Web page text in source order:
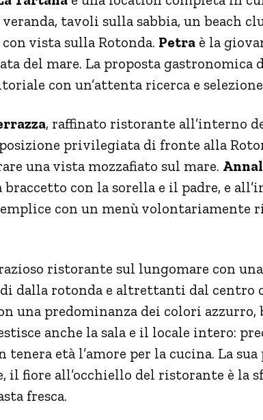
tavoli sulla sabbia, un beach
vista sulla Rotonda. Petra è la
del mare. La proposta gastronomica
con un’attenta ricerca e
, raffinato ristorante all’interno
privilegiata di fronte alla
una vista mozzafiato sul mare.
braccetto con la sorella e il padre, e
con un menù
ristorante sul lungomare con
dalla rotonda e altrettanti dal centro
una predominanza dei colori azzurro,
anche la sala e il locale intero:
età l’amore per la cucina. La
il fiore all’occhiello del ristorante è la
fresca.